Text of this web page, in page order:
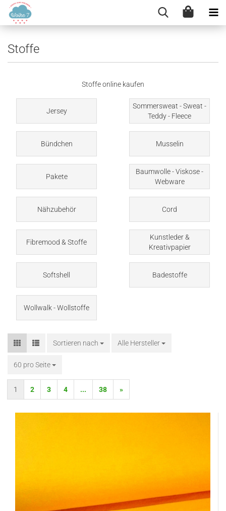
Stoffe
Stoffe online kaufen
Jersey
Sommersweat - Sweat -
Teddy - Fleece
Bündchen Musselin
Pakete
Baumwolle - Viskose -
Webware
Nähzubehör Cord
Fibremood & Stoffe
Kunstleder &
Kreativpapier
Softshell Badestoffe
Wollwalk - Wollstoffe
Sortieren nach
Sortieren nach Alle Hersteller
60 pro Seite
pro Seite
1 2 3 4 ... 38 »